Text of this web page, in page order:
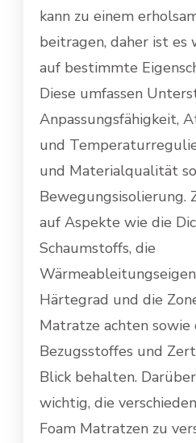
kann zu einem
beitragen, daher ist es
auf bestimmte
Diese umfassen
Anpassungsfähigkeit,
und
und Materialqualität
Bewegungsisolierung.
auf Aspekte wie die
Schaumstoffs, die
Härtegrad und die
Matratze achten
Bezugsstoffes und
Blick behalten.
wichtig, die
Foam Matratzen zu